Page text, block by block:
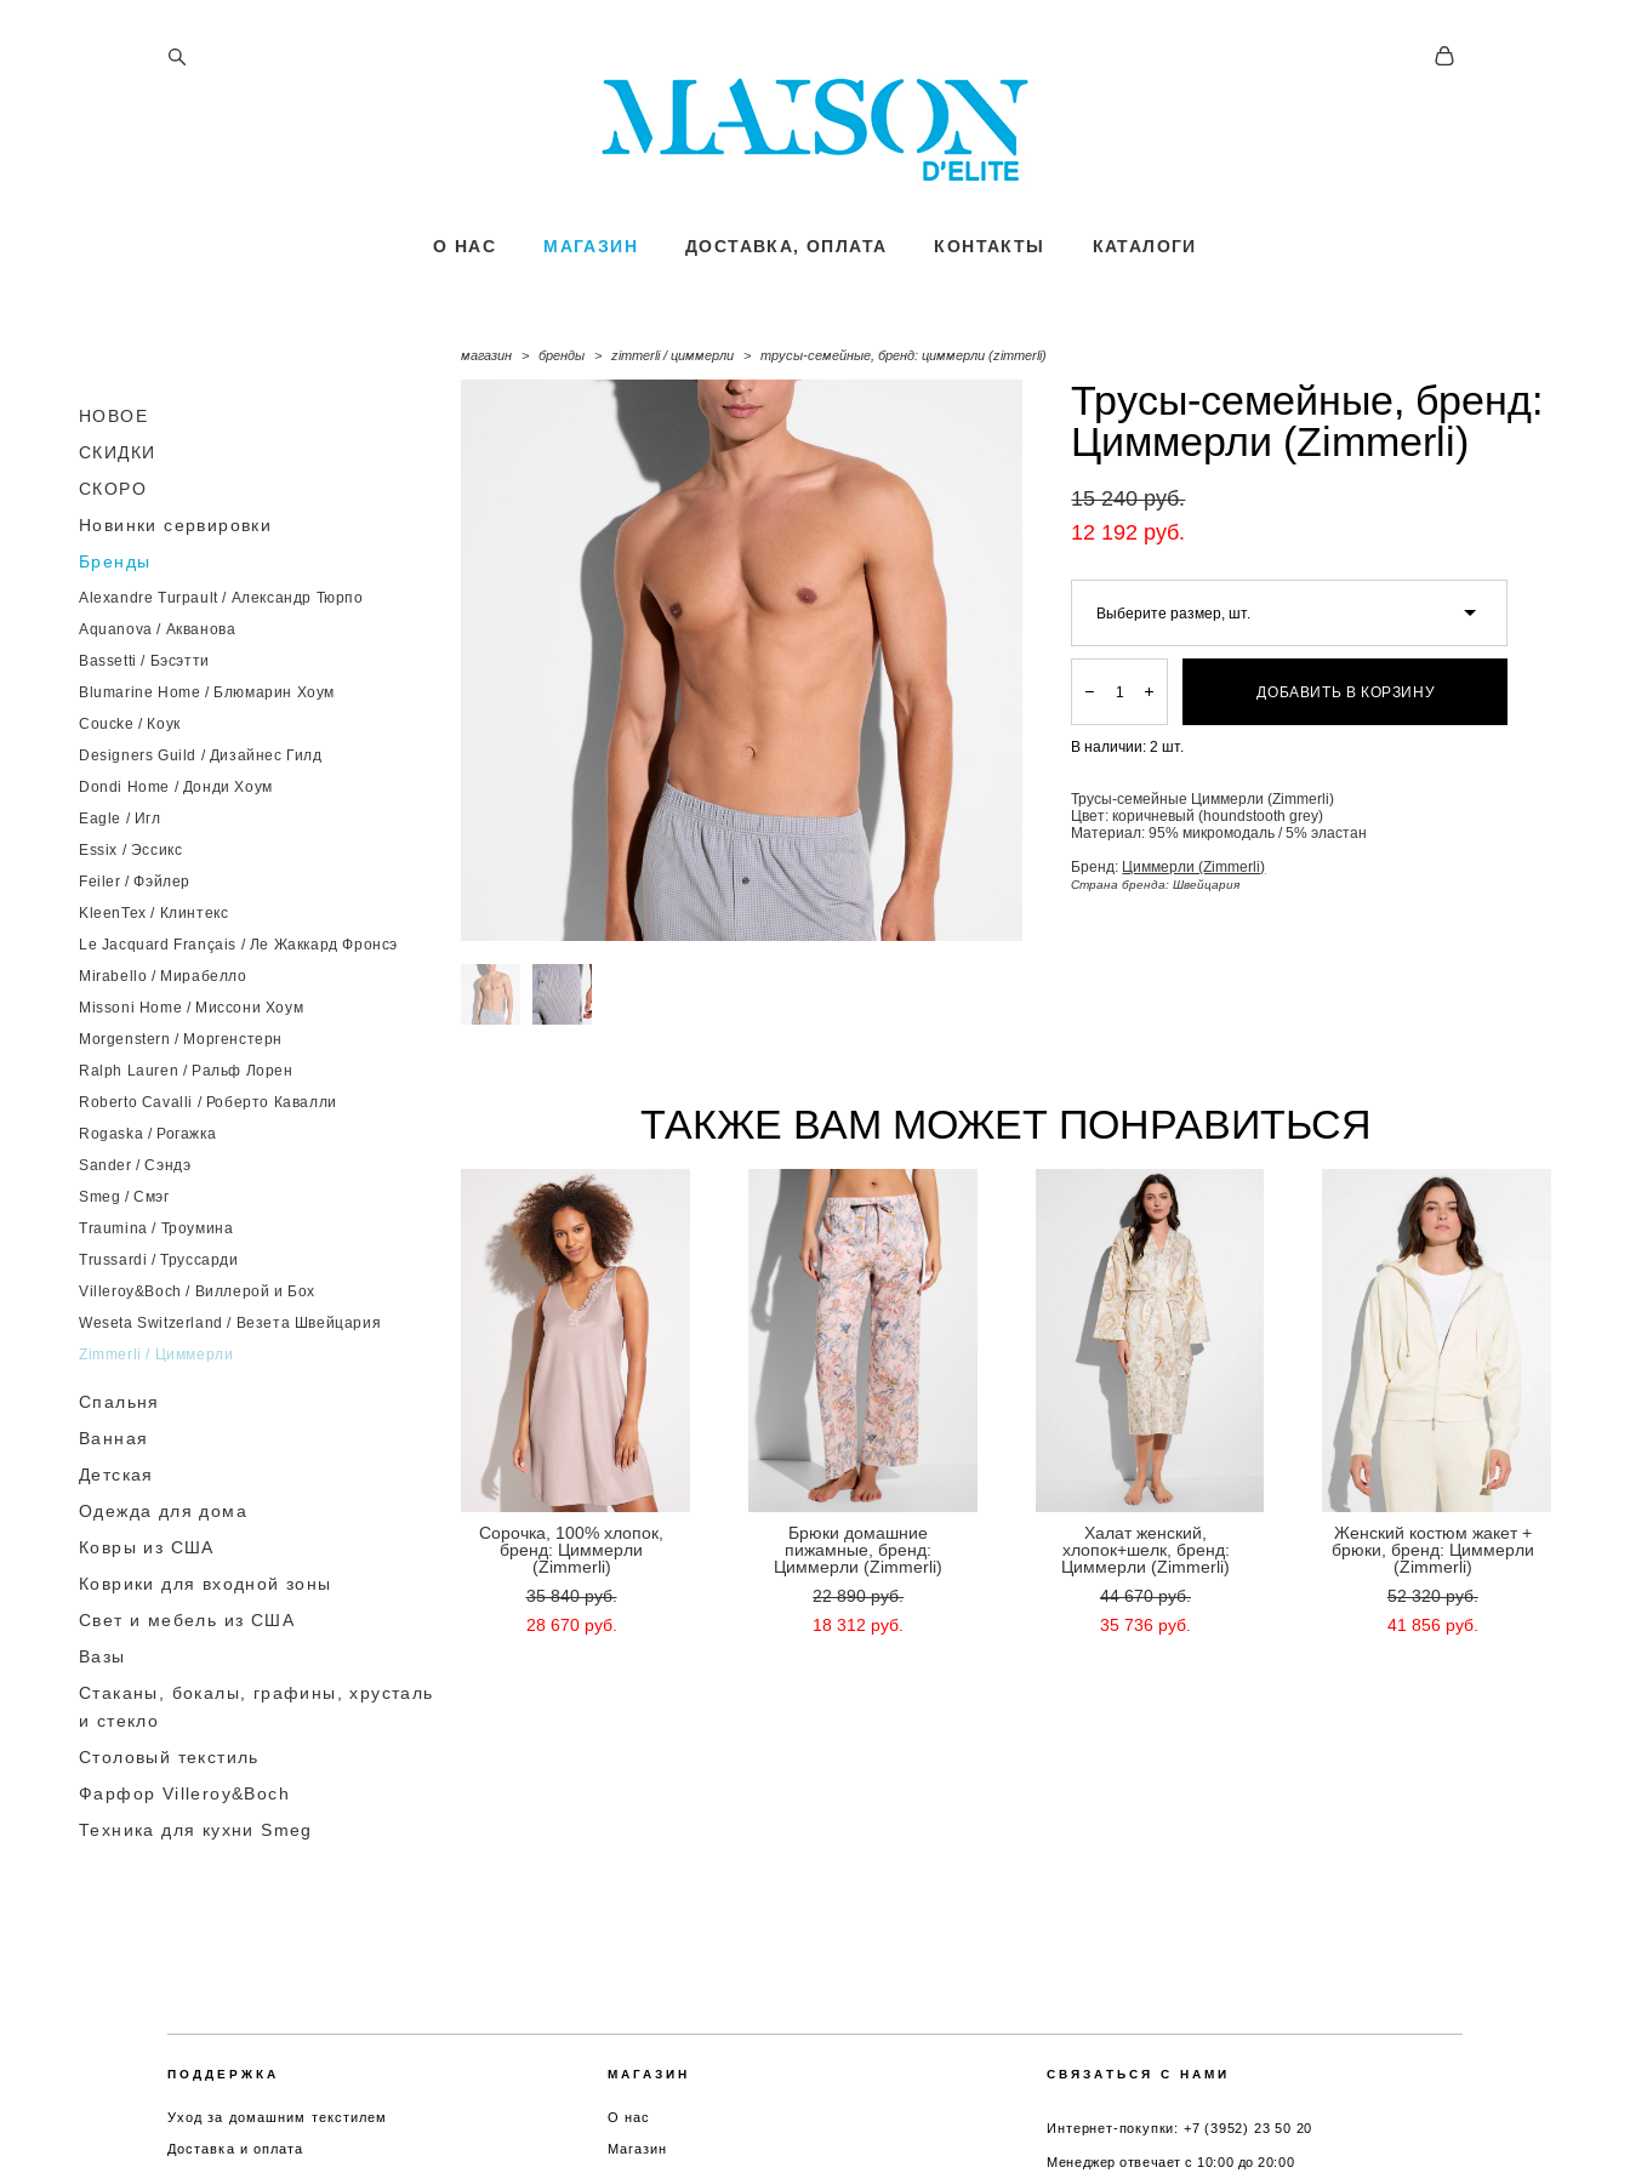
О НАС МАГАЗИН ДОСТАВКА, ОПЛАТА КОНТАКТЫ КАТАЛОГИ
О НАС МАГАЗИН ДОСТАВКА, ОПЛАТА КОНТАКТЫ КАТАЛОГИ
НОВОЕ
СКИДКИ
СКОРО
Новинки сервировки
Бренды
Alexandre Turpault / Александр Тюрпо
Aquanova / Акванова
Bassetti / Бэсэтти
Blumarine Home / Блюмарин Хоум
Coucke / Коук
Designers Guild / Дизайнес Гилд
Dondi Home / Донди Хоум
Eagle / Игл
Essix / Эссикс
Feiler / Фэйлер
KleenTex / Клинтекс
Le Jacquard Français / Ле Жаккард Фронсэ
Mirabello / Мирабелло
Missoni Home / Миссони Хоум
Morgenstern / Моргенстерн
Ralph Lauren / Ральф Лорен
Roberto Cavalli / Роберто Кавалли
Rogaska / Рогажка
Sander / Сэндэ
Smeg / Смэг
Traumina / Троумина
Trussardi / Труссарди
Villeroy&Boch / Виллерой и Бох
Weseta Switzerland / Везета Швейцария
Zimmerli / Циммерли
Спальня
Ванная
Детская
Одежда для дома
Ковры из США
Коврики для входной зоны
Cвет и мебель из США
Вазы
Стаканы, бокалы, графины, хрусталь
и стекло
Столовый текстиль
Фарфор Villeroy&Boch
Техника для кухни Smeg
магазин > бренды > zimmerli / циммерли > трусы-семейные, бренд: циммерли (zimmerli)
Трусы-семейные, бренд:
Циммерли (Zimmerli)
15 240 pуб.
12 192 pуб.
Выберите размер, шт.
В наличии:2 шт.
ДОБАВИТЬ В КОРЗИНУ
Трусы-семейные Циммерли (Zimmerli)
Цвет: коричневый (houndstooth grey)
Материал: 95% микромодаль / 5% эластан
Бренд: Циммерли (Zimmerli)
Страна бренда: Швейцария
ТАКЖЕ ВАМ МОЖЕТ ПОНРАВИТЬСЯ
Сорочка, 100% хлопок,
бренд: Циммерли
(Zimmerli)
35 840 pуб.
28 670 pуб.
Брюки домашние
пижамные, бренд:
Циммерли (Zimmerli)
22 890 pуб.
18 312 pуб.
Халат женский,
хлопок+шелк, бренд:
Циммерли (Zimmerli)
44 670 pуб.
35 736 pуб.
Женский костюм жакет +
брюки, бренд: Циммерли
(Zimmerli)
52 320 pуб.
41 856 pуб.
ПОДДЕРЖКА
Уход за домашним текстилем
Доставка и оплата
МАГАЗИН
О нас
Магазин
СВЯЗАТЬСЯ С НАМИ
Интернет-покупки: +7 (3952) 23 50 20
Менеджер отвечает с 10:00 до 20:00